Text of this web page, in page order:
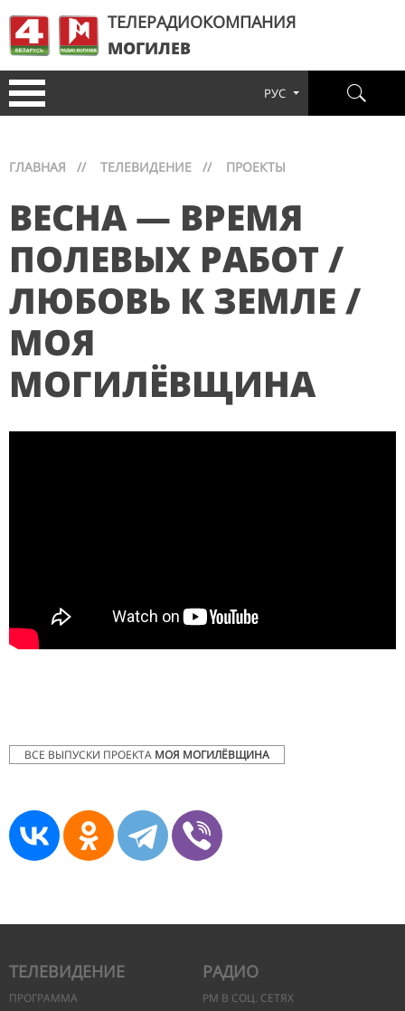
ТЕЛЕРАДИОКОМПАНИЯ
МОГИЛЕВ
РУС
ГЛАВНАЯ // ТЕЛЕВИДЕНИЕ // ПРОЕКТЫ
ВЕСНА — ВРЕМЯ
ПОЛЕВЫХ РАБОТ /
ЛЮБОВЬ К ЗЕМЛЕ /
МОЯ
МОГИЛЁВЩИНА
ВСЕ ВЫПУСКИ ПРОЕКТА МОЯ МОГИЛЁВЩИНА
ТЕЛЕВИДЕНИЕ
ПРОГРАММА
РАДИО
РМ В СОЦ. СЕТЯХ